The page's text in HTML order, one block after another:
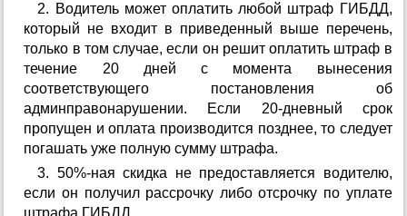
2. Водитель может оплатить любой штраф ГИБДД,
который не входит в приведенный выше перечень,
только в том случае, если он решит оплатить штраф в
течение 20 дней с момента вынесения
соответствующего постановления об
админправонарушении. Если 20-дневный срок
пропущен и оплата производится позднее, то следует
погашать уже полную сумму штрафа.
3. 50%-ная скидка не предоставляется водителю,
если он получил рассрочку либо отсрочку по уплате
штрафа ГИБДД.